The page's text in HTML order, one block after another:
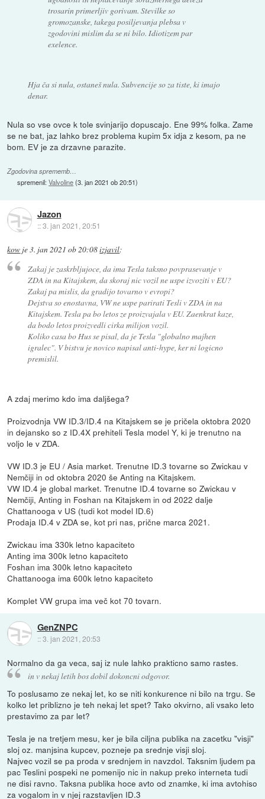
trosarin primerljiv gorivam. Stevilke so
gromozanske, takega posiljevanja plebsa v
zgodovini mislim da se ni bilo. Idiotizem par
exelence.
Hja ča si nula, ostaneš nula. Subvencije so za tiste, ki imajo
denar.
Nula so vse ovce k tole svinjarijo dopuscajo. Ene 99% folka. Zame
se ne bat, jaz lahko brez problema kupim 5x idja z kesom, pa ne
bom. EV je za drzavne parazite.
Zgodovina sprememb…
spremenil:Valvoline(3. jan 2021 ob 20:51)
Jazon
::3. jan 2021, 20:51
kow je3. jan 2021 ob 20:08izjavil:
Zakaj je zaskrbljujoce, da ima Tesla taksno povprasevanje v
ZDA in na Kitajskem, da skoraj nic vozil ne uspe izvoziti v EU?
Zakaj pa mislis, da gradijo tovarno v evropi?
Dejstva so enostavna, VW ne uspe parirati Tesli v ZDA in na
Kitajskem. Tesla pa bo letos ze proizvajala v EU. Zaenkrat kaze,
da bodo letos proizvedli cirka milijon vozil.
Koliko casa bo Hus se pisal, da je Tesla "globalno majhen
igralec". V bistvu je novico napisal anti-hype, ker ni logicno
premislil.
A zdaj merimo kdo ima daljšega?
Proizvodnja VW ID.3/ID.4 na Kitajskem se je pričela oktobra 2020
in dejansko so z ID.4X prehiteli Tesla model Y, ki je trenutno na
voljo le v ZDA.
VW ID.3 je EU / Asia market. Trenutne ID.3 tovarne so Zwickau v
Nemčiji in od oktobra 2020 še Anting na Kitajskem.
VW ID.4 je global market. Trenutne ID.4 tovarne so Zwickau v
Nemčiji, Anting in Foshan na Kitajskem in od 2022 dalje
Chattanooga v US (tudi kot model ID.6)
Prodaja ID.4 v ZDA se, kot pri nas, prične marca 2021.
Zwickau ima 330k letno kapaciteto
Anting ima 300k letno kapaciteto
Foshan ima 300k letno kapaciteto
Chattanooga ima 600k letno kapaciteto
Komplet VW grupa ima več kot 70 tovarn.
GenZNPC
::3. jan 2021, 20:53
Normalno da ga veca, saj iz nule lahko prakticno samo rastes.
in v nekaj letih bos dobil dokoncni odgovor.
To poslusamo ze nekaj let, ko se niti konkurence ni bilo na trgu. Se
kolko let priblizno je teh nekaj let spet? Tako okvirno, ali vsako leto
prestavimo za par let?
Tesla je na tretjem mesu, ker je bila ciljna publika na zacetku "visji"
sloj oz. manjsina kupcev, pozneje pa srednje visji sloj.
Najvec vozil se pa proda v srednjem in navzdol. Taksnim ljudem pa
pac Teslini pospeki ne pomenijo nic in nakup preko interneta tudi
ne disi ravno. Taksna publika hoce avto od znamke, ki ima avtohiso
za vogalom in v njej razstavljen ID.3